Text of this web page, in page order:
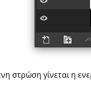
στρώση γίνεται η